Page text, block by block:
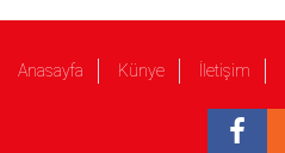
Anasayfa Künye İletişim